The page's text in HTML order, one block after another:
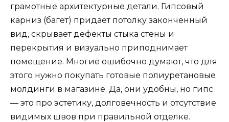
грамотные архитектурные детали. Гипсовый
карниз (багет) придает потолку законченный
вид, скрывает дефекты стыка стены и
перекрытия и визуально приподнимает
помещение. Многие ошибочно думают, что для
этого нужно покупать готовые полиуретановые
молдинги в магазине. Да, они удобны, но гипс
— это про эстетику, долговечность и отсутствие
видимых швов при правильной отделке.